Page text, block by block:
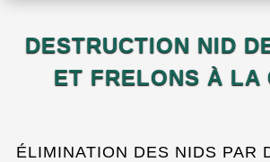
DESTRUCTION NID
ET FRELONS À LA
ÉLIMINATION DES NIDS PAR